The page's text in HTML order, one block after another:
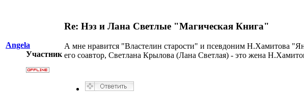
Angela
Участник
Re: Нэз и Лана Светлые "Магическая Книга"
А мне нравится "Властелин старости" и псевдоним Н.Хамитова
его соавтор, Светлана Крылова (Лана Светлая) - это жена